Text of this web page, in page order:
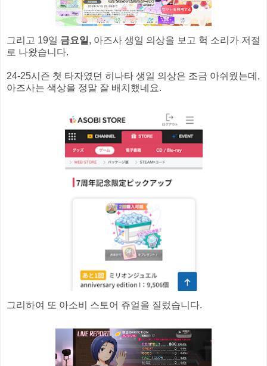
그리고 19일 금요일 , 아즈사 생일 의상을 보고 헉 소리가 저절
로 나왔습니다.
24-25시즌 첫 타자였던 히나타 생일 의상은 조금 아쉬웠는데,
아즈사는 색상을 정말 잘 배치했네요.
그리하여 또 아소비 스토어 쥬얼을 질렀습니다.